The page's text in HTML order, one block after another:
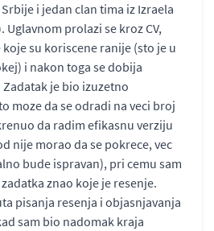
i jedan clan tima iz Izraela
Uglavnom prolazi se kroz CV,
su koriscene ranije (sto je u
i nakon toga se dobija
je bio izuzetno
moze da se odradi na veci broj
da radim efikasnu verziju
nije morao da se pokrece, vec
bude ispravan), pri cemu sam
znao koje je resenje.
pisanja resenja i objasnjavanja
sam bio nadomak kraja